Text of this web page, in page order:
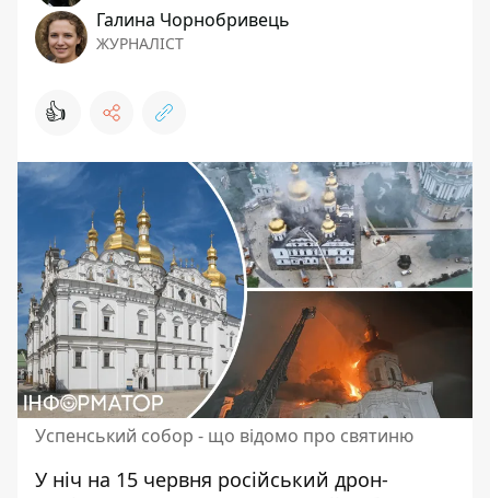
Галина Чорнобривець
ЖУРНАЛІСТ
👍
Успенський собор - що відомо про святиню
У ніч на 15 червня російський дрон-